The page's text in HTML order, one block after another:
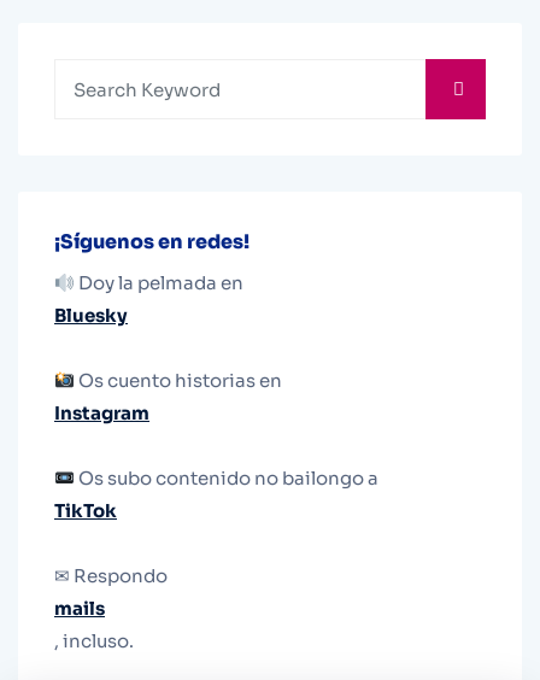
¡Síguenos en redes!
Doy la pelmada en
Bluesky
Os cuento historias en
Instagram
Os subo contenido no bailongo a
TikTok
✉ Respondo
mails
, incluso.